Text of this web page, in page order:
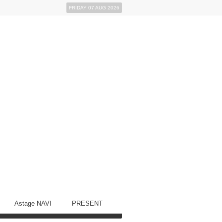
FRIDAY 07 AUG 2026
Astage NAVI PRESENT